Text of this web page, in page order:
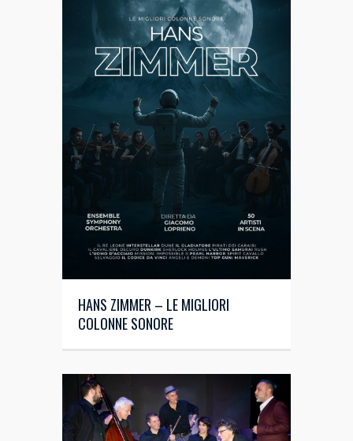
HANS ZIMMER – LE MIGLIORI
COLONNE SONORE